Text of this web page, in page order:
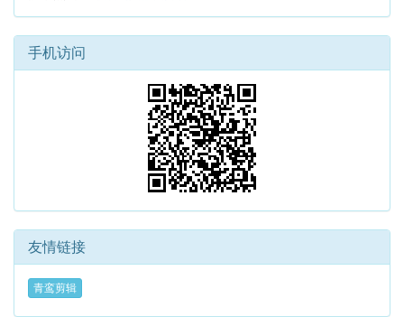
手机访问
友情链接
青鸾剪辑